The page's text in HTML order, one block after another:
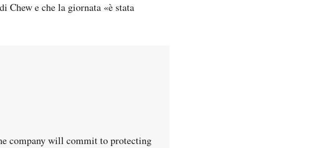
Chew e che la giornata «è stata
company will commit to protecting